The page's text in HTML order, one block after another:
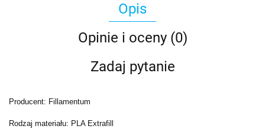
Opis
Opinie i oceny (0)
Zadaj pytanie
Producent: Fillamentum
Rodzaj materiału: PLA Extrafill